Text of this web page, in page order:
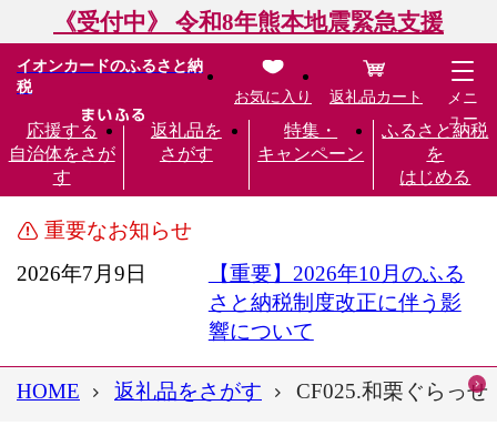
《受付中》 令和8年熊本地震緊急支援
イオンカードのふるさと納
税
応援する
自治体をさが
す
返礼品を
さがす
特集・
キャンペーン
ふるさと納税
を
はじめる
お気に入り 返礼品カート
メニ
ュー
重要なお知らせ
2026年7月9日
【重要】2026年10月のふる
さと納税制度改正に伴う影
響について
HOME 返礼品をさがす CF025.和栗ぐらっ